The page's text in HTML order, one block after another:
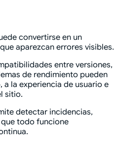
convertirse en un
aparezcan errores visibles.
entre versiones,
de rendimiento pueden
la experiencia de usuario e
sitio.
detectar incidencias,
todo funcione